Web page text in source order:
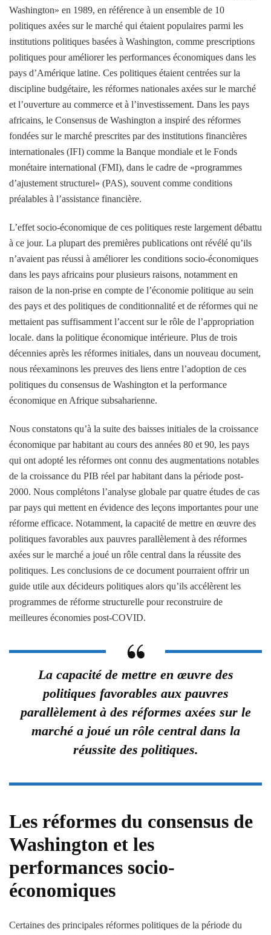
Washington» en 1989, en référence à un ensemble de 10
politiques axées sur le marché qui étaient populaires parmi les
institutions politiques basées à Washington, comme prescriptions
politiques pour améliorer les performances économiques dans les
pays d’Amérique latine. Ces politiques étaient centrées sur la
discipline budgétaire, les réformes nationales axées sur le marché
et l’ouverture au commerce et à l’investissement. Dans les pays
africains, le Consensus de Washington a inspiré des réformes
fondées sur le marché prescrites par des institutions financières
internationales (IFI) comme la Banque mondiale et le Fonds
monétaire international (FMI), dans le cadre de «programmes
d’ajustement structurel» (PAS), souvent comme conditions
préalables à l’assistance financière.
L’effet socio-économique de ces politiques reste largement débattu
à ce jour. La plupart des premières publications ont révélé qu’ils
n’avaient pas réussi à améliorer les conditions socio-économiques
dans les pays africains pour plusieurs raisons, notamment en
raison de la non-prise en compte de l’économie politique au sein
des pays et des politiques de conditionnalité et de réformes qui ne
mettaient pas suffisamment l’accent sur le rôle de l’appropriation
locale. dans la politique économique intérieure. Plus de trois
décennies après les réformes initiales, dans un nouveau document,
nous réexaminons les preuves des liens entre l’adoption de ces
politiques du consensus de Washington et la performance
économique en Afrique subsaharienne.
Nous constatons qu’à la suite des baisses initiales de la croissance
économique par habitant au cours des années 80 et 90, les pays
qui ont adopté les réformes ont connu des augmentations notables
de la croissance du PIB réel par habitant dans la période post-
2000. Nous complétons l’analyse globale par quatre études de cas
par pays qui mettent en évidence des leçons importantes pour une
réforme efficace. Notamment, la capacité de mettre en œuvre des
politiques favorables aux pauvres parallèlement à des réformes
axées sur le marché a joué un rôle central dans la réussite des
politiques. Les conclusions de ce document pourraient offrir un
guide utile aux décideurs politiques alors qu’ils accélèrent les
programmes de réforme structurelle pour reconstruire de
meilleures économies post-COVID.
La capacité de mettre en œuvre des
politiques favorables aux pauvres
parallèlement à des réformes axées sur le
marché a joué un rôle central dans la
réussite des politiques.
Les réformes du consensus de
Washington et les
performances socio-
économiques
Certaines des principales réformes politiques de la période du